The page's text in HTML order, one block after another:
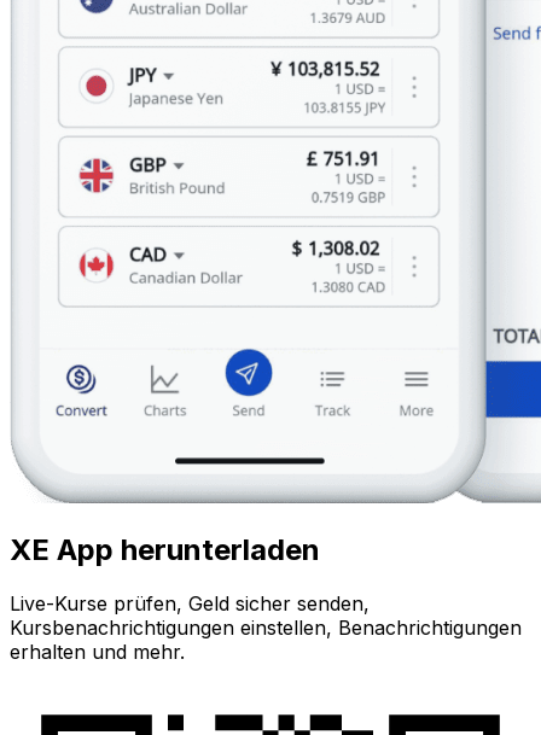
XE App herunterladen
Live-Kurse prüfen, Geld sicher senden,
Kursbenachrichtigungen einstellen, Benachrichtigungen
erhalten und mehr.